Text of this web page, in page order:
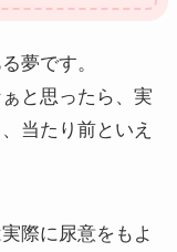
夢です。
と思ったら、実
当たり前といえ
際に尿意をもよ